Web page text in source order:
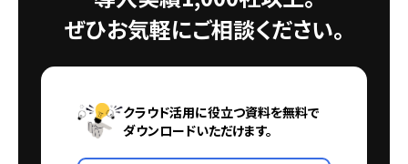
ぜひお気軽にご相談ください。
クラウド活用に役立つ資料を無料で
ダウンロードいただけます。